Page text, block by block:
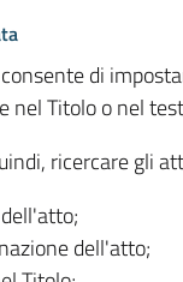
di
nel Titolo o nel
ricercare gli
dell'atto;